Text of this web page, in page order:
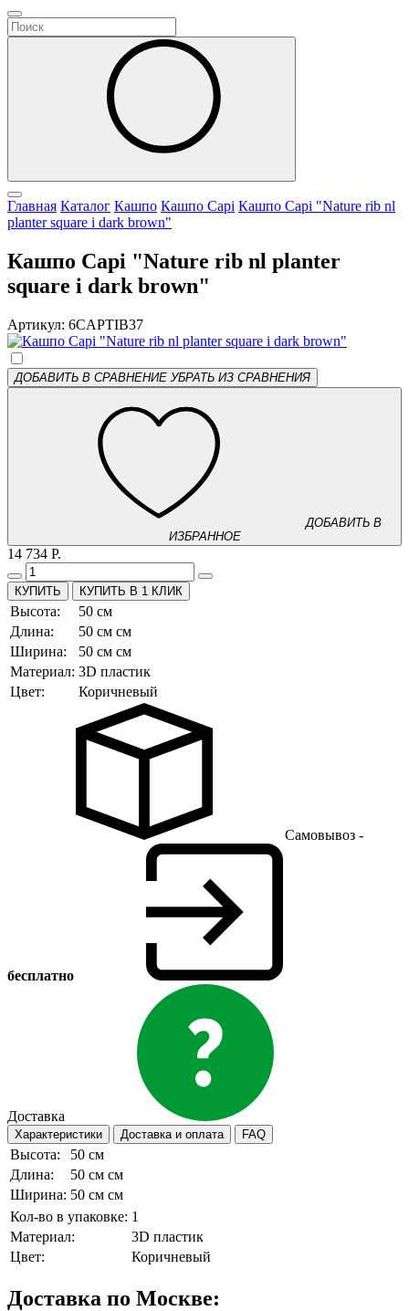
Главная Каталог Кашпо Кашпо Capi Кашпо Capi "Nature rib nl
planter square i dark brown"
Кашпо Capi "Nature rib nl planter
square i dark brown"
Артикул: 6CAPTIB37
ДОБАВИТЬ В СРАВНЕНИЕ УБРАТЬ ИЗ СРАВНЕНИЯ
ДОБАВИТЬ В
ИЗБРАННОЕ
14 734 Р.
КУПИТЬ В 1 КЛИК
Высота:
50 см
Длина:
50 см см
Ширина:
50 см см
Материал: 3D пластик
Цвет:
Коричневый
Самовывоз -
бесплатно
Доставка
Характеристики Доставка и оплата FAQ
Высота:
50 см
Длина:
50 см см
Ширина: 50 см см
Кол-во в упаковке: 1
Материал:
3D пластик
Цвет:
Коричневый
Доставка по Москве: